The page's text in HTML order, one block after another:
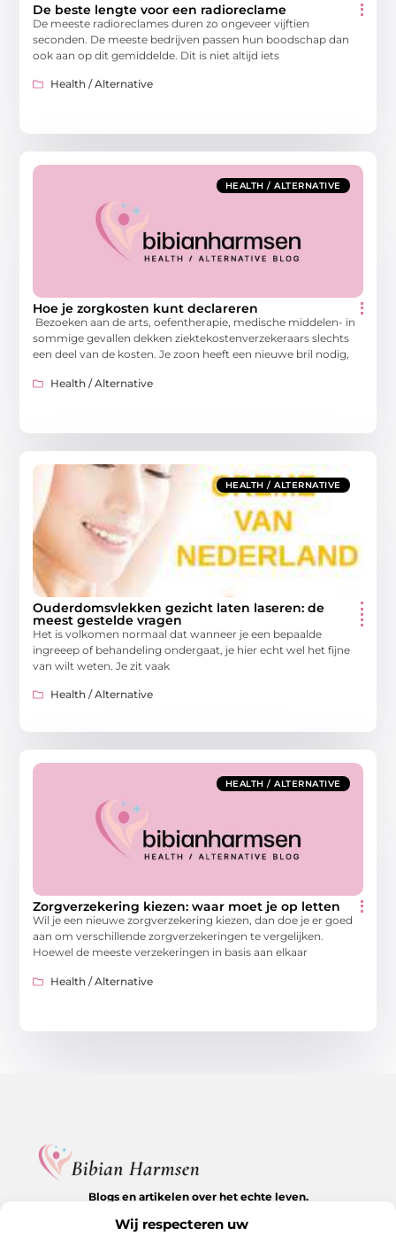
Wij respecteren uw
De beste lengte voor een radioreclame
De meeste radioreclames duren zo ongeveer vijftien
seconden. De meeste bedrijven passen hun boodschap dan
ook aan op dit gemiddelde. Dit is niet altijd iets
Health / Alternative
HEALTH / ALTERNATIVE
Hoe je zorgkosten kunt declareren
Bezoeken aan de arts, oefentherapie, medische middelen- in
sommige gevallen dekken ziektekostenverzekeraars slechts
een deel van de kosten. Je zoon heeft een nieuwe bril nodig,
Health / Alternative
HEALTH / ALTERNATIVE
Ouderdomsvlekken gezicht laten laseren: de
meest gestelde vragen
Het is volkomen normaal dat wanneer je een bepaalde
ingreeep of behandeling ondergaat, je hier echt wel het fijne
van wilt weten. Je zit vaak
Health / Alternative
HEALTH / ALTERNATIVE
Zorgverzekering kiezen: waar moet je op letten
Wil je een nieuwe zorgverzekering kiezen, dan doe je er goed
aan om verschillende zorgverzekeringen te vergelijken.
Hoewel de meeste verzekeringen in basis aan elkaar
Health / Alternative
Blogs en artikelen over het echte leven.
waardevolle inzichten op BibianHarmsen.nl.